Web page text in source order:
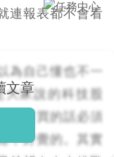
連報表都不會看
為自己懂也不一
家說的科技股
人要買的話必須
不好覺的。其實
文章
這咖？股
李箱